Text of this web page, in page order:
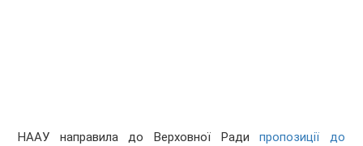
НААУ направила до Верховної Радипропозиції до